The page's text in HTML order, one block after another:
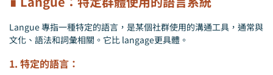
Langue 專指一種特定的語言，是某個社群使用的溝通工具，通常與
文化、語法和詞彙相關。它比 langage更具體。
1. 特定的語言：